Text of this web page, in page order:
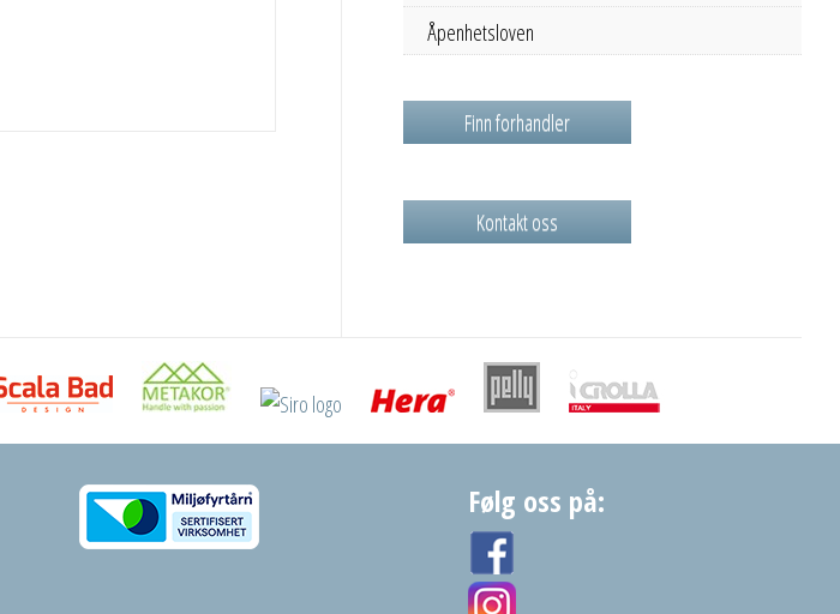
Åpenhetsloven
Finn forhandler
Kontakt oss
Følg oss på: